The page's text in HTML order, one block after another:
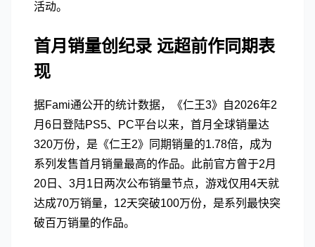
活动。
首月销量创纪录 远超前作同期表
现
据Fami通公开的统计数据，《仁王3》自2026年2
月6日登陆PS5、PC平台以来，首月全球销量达
320万份，是《仁王2》同期销量的1.78倍，成为
系列发售首月销量最高的作品。此前官方曾于2月
20日、3月1日两次公布销量节点，游戏仅用4天就
达成70万销量，12天突破100万份，是系列最快突
破百万销量的作品。